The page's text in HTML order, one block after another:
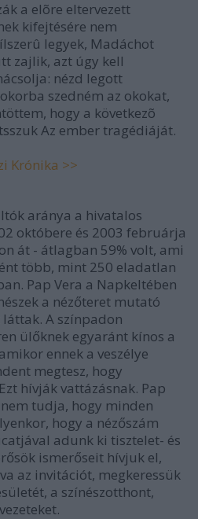
a elõre eltervezett
kifejtésére nem
legyek, Madáchot
zajlik, azt úgy kell
nézd legott
szedném az okokat,
hogy a következõ
Az ember tragédiáját.
Krónika >>
aránya a hivatalos
októbere és 2003 februárja
át - átlagban 59% volt, ami
több, mint 250 eladatlan
Pap Vera a Napkeltében
a nézőteret mutató
A színpadon
ülőknek egyaránt kínos a
ennek a veszélye
megtesz, hogy
hívják vattázásnak. Pap
tudja, hogy minden
hogy a nézőszám
adunk ki tisztelet- és
ismerőseit hívjuk el,
az invitációt, megkeressük
a színészotthont,